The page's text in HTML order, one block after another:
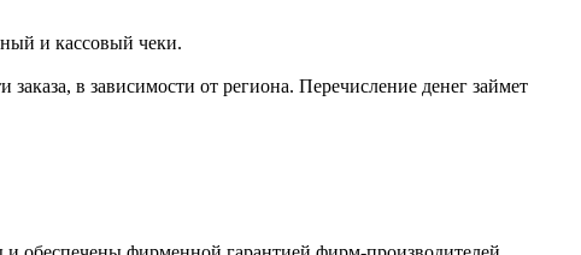
и кассовый чеки.
в зависимости от региона. Перечисление денег займет